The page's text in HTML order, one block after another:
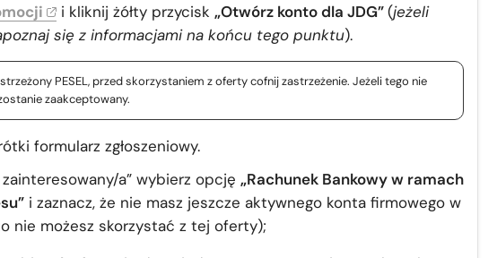
i kliknij żółty przycisk „Otwórz konto dla JDG”(jeżeli
się z informacjami na końcu tego punktu).
PESEL, przed skorzystaniem z oferty cofnij zastrzeżenie. Jeżeli tego nie
zaakceptowany.
formularz zgłoszeniowy.
a” wybierz opcję „Rachunek Bankowy w ramach
i zaznacz, że nie masz jeszcze aktywnego konta firmowego w
nie możesz skorzystać z tej oferty);